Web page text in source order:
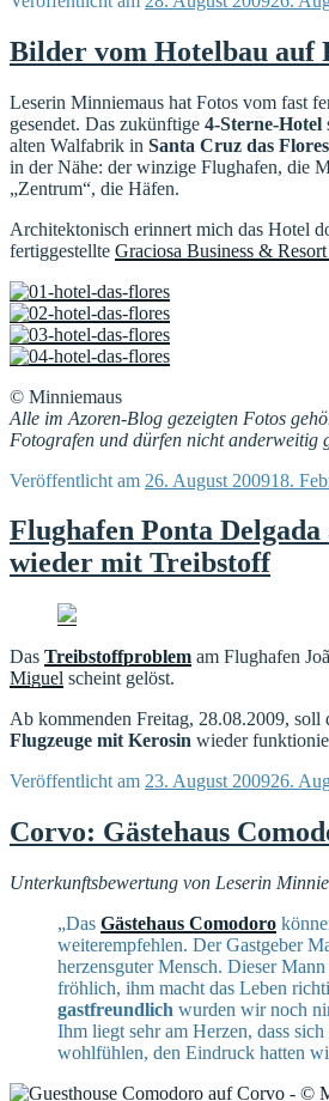
Bilder vom Hotelbau auf
Leserin Minniemaus hat Fotos vom fast
gesendet. Das zukünftige 4-Sterne-Hotel
alten Walfabrik in Santa Cruz das Flores
in der Nähe: der winzige Flughafen, die
„Zentrum“, die Häfen.
Architektonisch erinnert mich das Hotel
fertiggestellte Graciosa Business &
© Minniemaus
Alle im Azoren-Blog gezeigten Fotos
Fotografen und dürfen nicht anderweitig
Veröffentlicht am 26. August 200918.
Flughafen Ponta
wieder mit Treibstoff
Das Treibstoffproblem am Flughafen
Miguel scheint gelöst.
Ab kommenden Freitag, 28.08.2009, soll
Flugzeuge mit Kerosin wieder
Veröffentlicht am 23. August 200926.
Corvo: Gästehaus
Unterkunftsbewertung von Leserin
„Das Gästehaus Comodoro
weiterempfehlen. Der Gastgeber
herzensguter Mensch. Dieser
fröhlich, ihm macht das Leben
gastfreundlich wurden wir noch
Ihm liegt sehr am Herzen, dass sich
wohlfühlen, den Eindruck hatten